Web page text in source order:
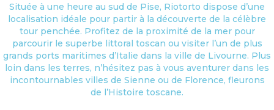
Située à une heure au sud de Pise, Riotorto dispose d’une
localisation idéale pour partir à la découverte de la célèbre
tour penchée. Profitez de la proximité de la mer pour
parcourir le superbe littoral toscan ou visiter l’un de plus
grands ports maritimes d’Italie dans la ville de Livourne. Plus
loin dans les terres, n’hésitez pas à vous aventurer dans les
incontournables villes de Sienne ou de Florence, fleurons
de l’Histoire toscane.